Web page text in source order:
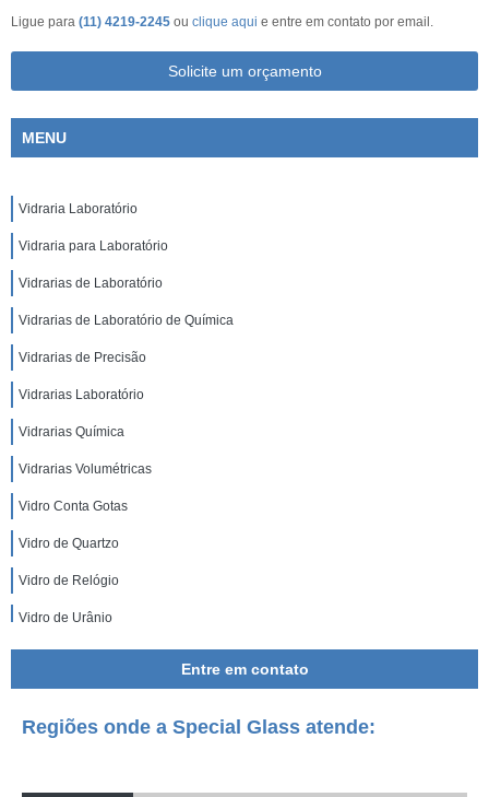
Ligue para (11) 4219-2245 ou clique aqui e entre em contato por email.
Solicite um orçamento
MENU
Vidraria Laboratório
Vidraria para Laboratório
Vidrarias de Laboratório
Vidrarias de Laboratório de Química
Vidrarias de Precisão
Vidrarias Laboratório
Vidrarias Química
Vidrarias Volumétricas
Vidro Conta Gotas
Vidro de Quartzo
Vidro de Relógio
Vidro de Urânio
Entre em contato
Regiões onde a Special Glass atende: